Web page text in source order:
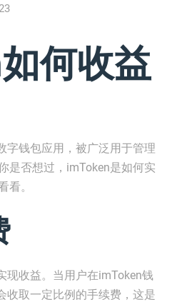
何收益
字钱包应用，被广泛用于管理
是否想过，imToken是如何实
看。
现收益。当用户在imToken钱
收取一定比例的手续费，这是